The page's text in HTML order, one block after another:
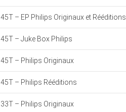
45T – EP Philips Originaux et Rééditions
45T – Juke Box Philips
45T – Philips Originaux
45T – Philips Rééditions
33T – Philips Originaux